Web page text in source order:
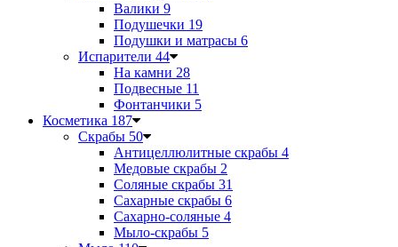
Валики 9
Подушечки 19
Подушки и матрасы 6
Испарители 44
На камни 28
Подвесные 11
Фонтанчики 5
Косметика 187
Скрабы 50
Антицеллюлитные скрабы 4
Медовые скрабы 2
Соляные скрабы 31
Сахарные скрабы 6
Сахарно-соляные 4
Мыло-скрабы 5